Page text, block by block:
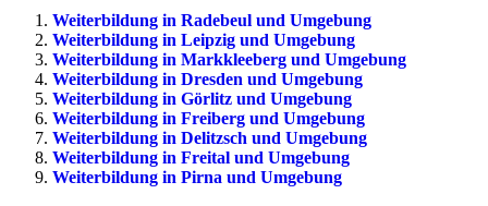
Weiterbildung in Radebeul und Umgebung
Weiterbildung in Leipzig und Umgebung
Weiterbildung in Markkleeberg und Umgebung
Weiterbildung in Dresden und Umgebung
Weiterbildung in Görlitz und Umgebung
Weiterbildung in Freiberg und Umgebung
Weiterbildung in Delitzsch und Umgebung
Weiterbildung in Freital und Umgebung
Weiterbildung in Pirna und Umgebung